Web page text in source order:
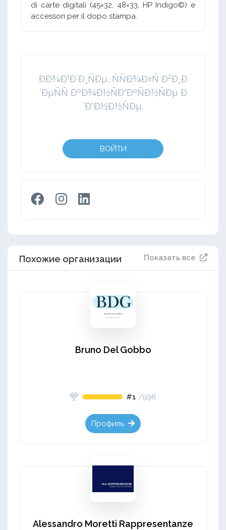
di carte digitali (45×32, 48×33, HP Indigo©) e
accessori per il dopo stampa.
ÐÐ¾Ð¹Ð´Ð¸ÑÐµ, ÑÑÐ¾Ð±Ñ Ð²Ð¸Ð
´ÐµÑÑ ÐºÐ¾Ð½ÑÐ°ÐºÑÐ½ÑÐµ Ð
´Ð°Ð½Ð½ÑÐµ.
ВОЙТИ
Похожие организации Показать все
Bruno Del Gobbo
#1 /596
Профиль
Alessandro Moretti Rappresentanze